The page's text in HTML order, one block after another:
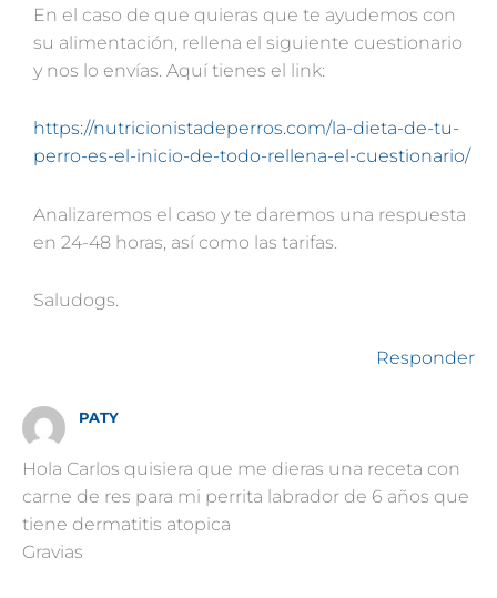
En el caso de que quieras que te ayudemos con
su alimentación, rellena el siguiente cuestionario
y nos lo envías. Aquí tienes el link:
https://nutricionistadeperros.com/la-dieta-de-tu-
perro-es-el-inicio-de-todo-rellena-el-cuestionario/
Analizaremos el caso y te daremos una respuesta
en 24-48 horas, así como las tarifas.
Saludogs.
Responder
PATY
Hola Carlos quisiera que me dieras una receta con
carne de res para mi perrita labrador de 6 años que
tiene dermatitis atopica
Gravias